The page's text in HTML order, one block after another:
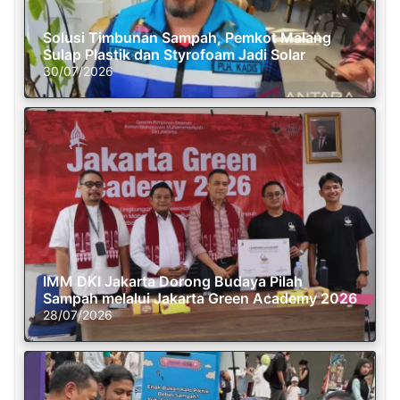
Solusi Timbunan Sampah, Pemkot Malang
Sulap Plastik dan Styrofoam Jadi Solar
30/07/2026
IMM DKI Jakarta Dorong Budaya Pilah
Sampah melalui Jakarta Green Academy 2026
28/07/2026